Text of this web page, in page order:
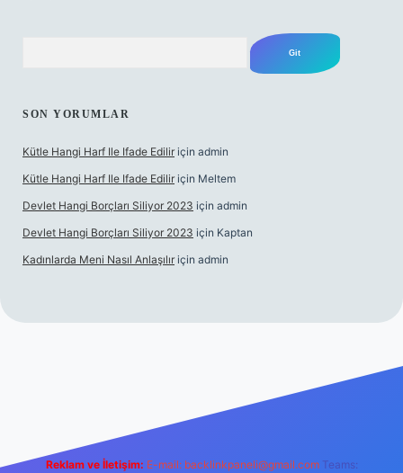
SON YORUMLAR
Kütle Hangi Harf Ile Ifade Edilir için admin
Kütle Hangi Harf Ile Ifade Edilir için Meltem
Devlet Hangi Borçları Siliyor 2023 için admin
Devlet Hangi Borçları Siliyor 2023 için Kaptan
Kadınlarda Meni Nasıl Anlaşılır için admin
Betexper giriş adresi güncellendi
Reklam ve İletişim: E-mail: backlinkpaneli@gmail.com Teams: